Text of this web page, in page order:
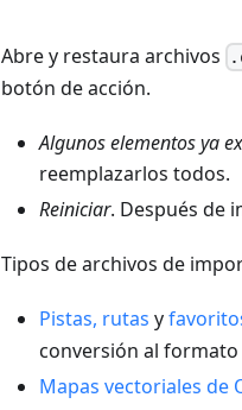
Abre y restaura archivos
botón de acción.
Algunos elementos ya
reemplazarlos todos.
Reiniciar. Después de
Tipos de archivos de
Pistas, rutas y
conversión al formato
Mapas vectoriales de